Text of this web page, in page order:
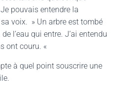
pouvais entendre la
voix. » Un arbre est tombé
l’eau qui entre. J’ai entendu
ont couru. «
à quel point souscrire une